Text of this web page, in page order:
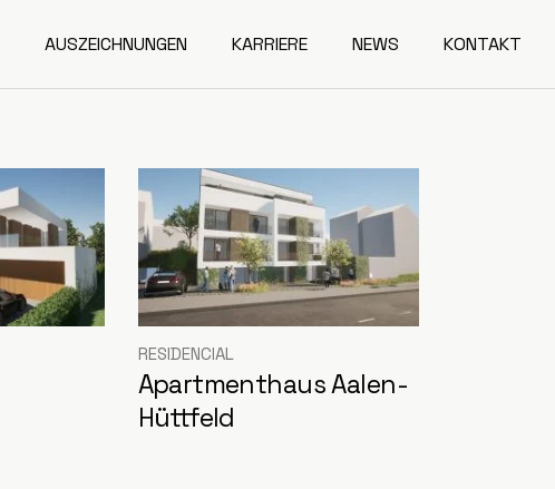
AUSZEICHNUNGEN KARRIERE NEWS KONTAKT
RESIDENCIAL
Apartmenthaus Aalen-
Hüttfeld